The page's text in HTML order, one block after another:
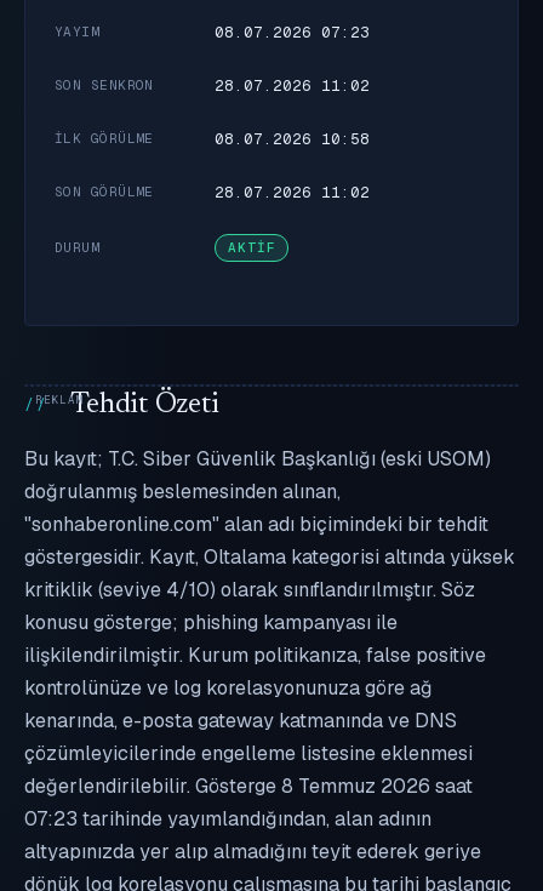
YAYIM 08.07.2026 07:23
SON SENKRON 28.07.2026 11:02
İLK GÖRÜLME 08.07.2026 10:58
SON GÖRÜLME 28.07.2026 11:02
DURUM AKTIF
Tehdit Özeti
Bu kayıt; T.C. Siber Güvenlik Başkanlığı (eski USOM)
doğrulanmış beslemesinden alınan,
"sonhaberonline.com" alan adı biçimindeki bir tehdit
göstergesidir. Kayıt, Oltalama kategorisi altında yüksek
kritiklik (seviye 4/10) olarak sınıflandırılmıştır. Söz
konusu gösterge; phishing kampanyası ile
ilişkilendirilmiştir. Kurum politikanıza, false positive
kontrolünüze ve log korelasyonunuza göre ağ
kenarında, e-posta gateway katmanında ve DNS
çözümleyicilerinde engelleme listesine eklenmesi
değerlendirilebilir. Gösterge 8 Temmuz 2026 saat
07:23 tarihinde yayımlandığından, alan adının
altyapınızda yer alıp almadığını teyit ederek geriye
dönük log korelasyonu çalışmasına bu tarihi başlangıç